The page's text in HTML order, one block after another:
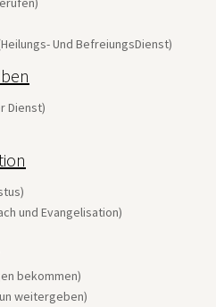
Und BefreiungsDienst)
Dienst)
und Evangelisation)
bekommen)
weitergeben)